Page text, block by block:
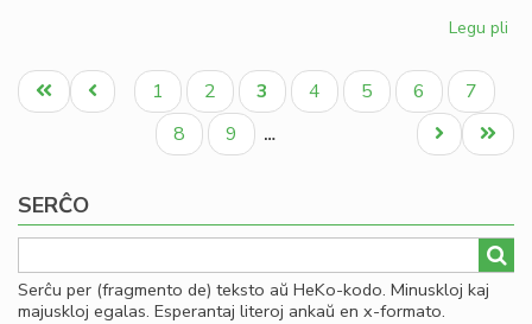
Legu pli
Pagination
Unua
paĝo
Antaŭa
paĝo
Paĝo
1 Paĝo
2
Aktuala
paĝo
3 Paĝo
4 Paĝo
5 Paĝo
6 Paĝo
7
Paĝo
8 Paĝo
9 …
Last
page
Next
page
SERĈO
Serĉu per (fragmento de) teksto aŭ HeKo-kodo. Minuskloj kaj
majuskloj egalas. Esperantaj literoj ankaŭ en x-formato.